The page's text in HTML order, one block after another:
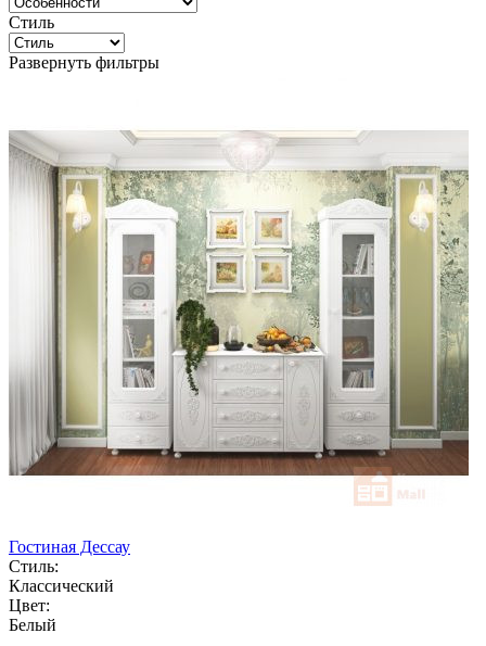
Стиль
Развернуть фильтры
Гостиная Дессау
Стиль:
Классический
Цвет:
Белый